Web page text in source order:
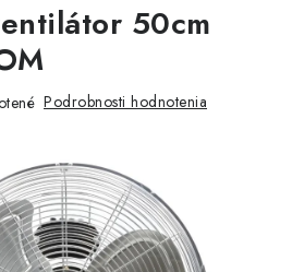
OPRAVY
50cm
Podrobnosti hodnotenia